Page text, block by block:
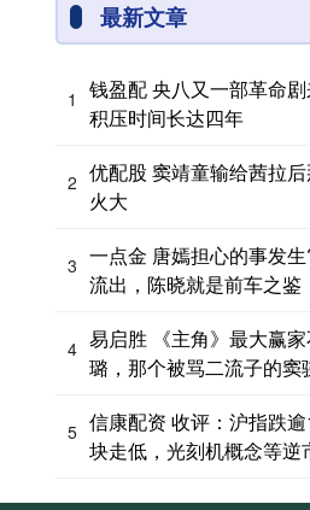
最新文章
1
钱盈配 央八又一部革命
积压时间长达四年
2 优配股 窦靖童输给茜拉
火大
3 一点金 唐嫣担心的事发
流出，陈晓就是前车之鉴
4 易启胜 《主角》最大赢
璐，那个被骂二流子的窦
5 信康配资 收评：沪指跌
块走低，光刻机概念等逆